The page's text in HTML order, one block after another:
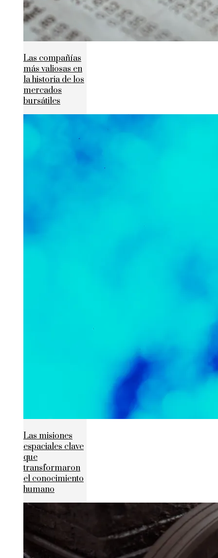
Las compañías
más valiosas en
la historia de los
mercados
bursátiles
Las misiones
espaciales clave
que
transformaron
el conocimiento
humano